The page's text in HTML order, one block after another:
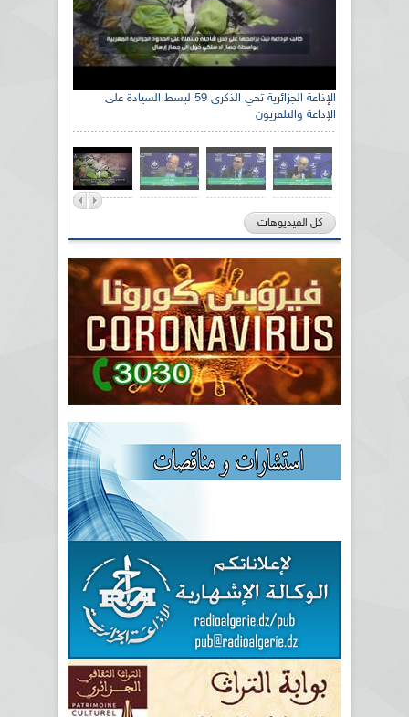
الإذاعة الجزائرية تحي الذكرى 59 لبسط السيادة على
الإذاعة والتلفزيون
كل الفيديوهات